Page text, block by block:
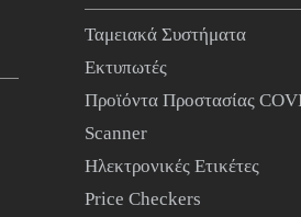
Ταμειακά Συστήματα
Εκτυπωτές
Προϊόντα Προστασίας
Scanner
Ηλεκτρονικές Ετικέτες
Price Checkers